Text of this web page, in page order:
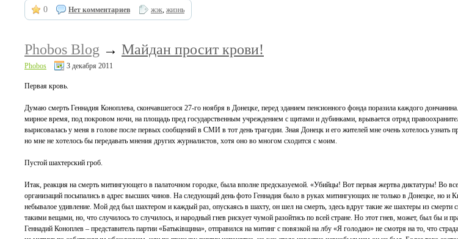
0 Нет комментариев жэк, жизнь
Phobos Blog → Майдан просит крови!
Phobos 3 декабря 2011
Первая кровь.
Думаю смерть Геннадия Коноплева, скончавшегося 27-го ноября в Донецке, перед зданием пенсионного фонда поразила каждого
мирное время, под покровом ночи, на площадь пред государственным учреждением с щитами и дубинками, врывается отряд
вырисовалась у меня в голове после первых сообщений в СМИ в тот день трагедии. Зная Донецк и его жителей мне очень хотелось
но мне не хотелось бы передавать мнения других журналистов, хотя оно во многом сходится с моим.
Пустой шахтерский гроб.
Итак, реакция на смерть митингующего в палаточном городке, была вполне предсказуемой. «Убийцы! Вот первая жертва диктатуры! Во
организаций посыпались в адрес высших чинов. На следующий день фото Геннадия было в руках митингующих не только в Донецке, но и
небывалое удивление. Мой дед был шахтером и каждый раз, опускаясь в шахту, он шел на смерть, здесь вдруг такие же шахтеры из
такими вещами, но, что случилось то случилось, и народный гнев рискует чумой разойтись по всей стране. Но этот гнев, может, был бы и
Геннадий Коноплев – представитель партии «Батьківщина», отправился на митинг с повязкой на лбу «Я голодаю» не смотря на то, что